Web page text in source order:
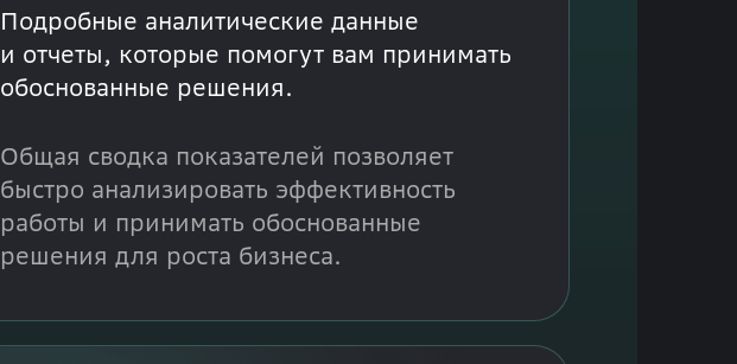
Подробные аналитические данные
и отчеты, которые помогут вам принимать
обоснованные решения.
Общая сводка показателей позволяет
быстро анализировать эффективность
работы и принимать обоснованные
решения для роста бизнеса.